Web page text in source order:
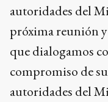
autoridades del
próxima reunión
que dialogamos
compromiso de
autoridades del